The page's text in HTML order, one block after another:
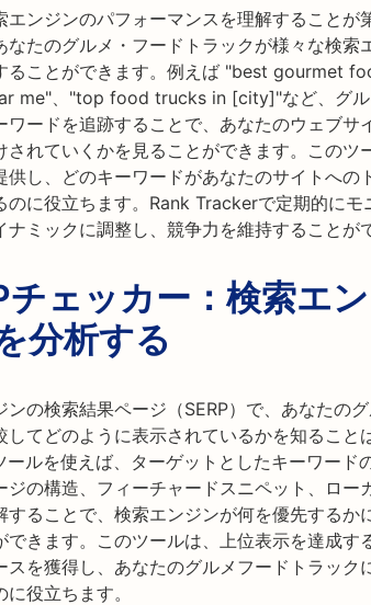
エンジンのパフォーマンスを理解することが
なたのグルメ・フードトラックが様々な検索
ることができます。例えば "best gourmet
me"、"top food trucks in [city]"など、グル
ワードを追跡することで、あなたのウェブサ
されていくかを見ることができます。このツ
供し、どのキーワードがあなたのサイトへの
のに役立ちます。Rank Trackerで定期的にモ
ナミックに調整し、競争力を維持することが
チェッカー：検索エ
分析する
ンの検索結果ページ（SERP）で、あなたの
してどのように表示されているかを知ること
ルを使えば、ターゲットとしたキーワード
ジの構造、フィーチャードスニペット、ロー
することで、検索エンジンが何を優先するか
できます。このツールは、上位表示を達成す
スを獲得し、あなたのグルメフードトラック
に役立ちます。